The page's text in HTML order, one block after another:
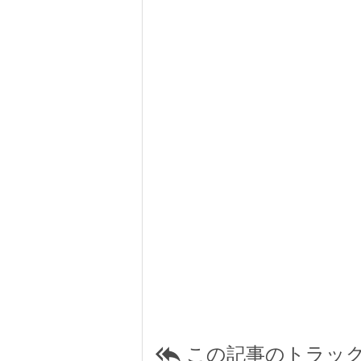
 この記事のトラッ